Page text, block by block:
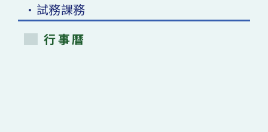
•試務課務
行事曆